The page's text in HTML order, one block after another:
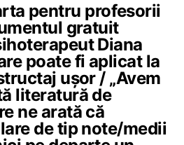
pentru profesorii
gratuit
Diana
poate fi aplicat la
ușor / „Avem
literatură de
ne arată că
de tip note/medii